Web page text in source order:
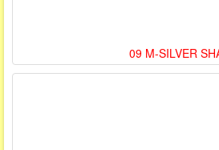
09 M-SILVER